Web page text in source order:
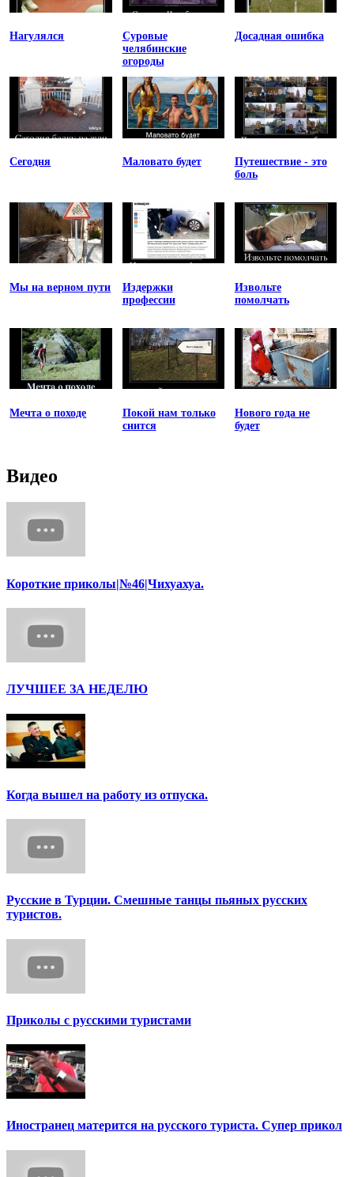
Нагулялся
Суровые
челябинские
огороды
Досадная ошибка
Сегодня Маловато будет
Путешествие - это
боль
Мы на верном пути
Издержки
профессии
Извольте
помолчать
Мечта о походе
Покой нам только
снится
Нового года не
будет
Видео
Короткие приколы|№46|Чихуахуа.
ЛУЧШЕЕ ЗА НЕДЕЛЮ
Когда вышел на работу из отпуска.
Русские в Турции. Смешные танцы пьяных русских
туристов.
Приколы с русскими туристами
Иностранец матерится на русского туриста. Супер прикол